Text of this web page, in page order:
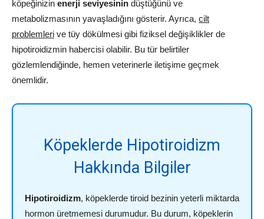
köpeğinizin enerji seviyesinin düştüğünü ve
metabolizmasının yavaşladığını gösterir. Ayrıca, cilt
problemleri ve tüy dökülmesi gibi fiziksel değişiklikler de
hipotiroidizmin habercisi olabilir. Bu tür belirtiler
gözlemlendiğinde, hemen veterinerle iletişime geçmek
önemlidir.
Köpeklerde Hipotiroidizm
Hakkında Bilgiler
Hipotiroidizm, köpeklerde tiroid bezinin yeterli miktarda
hormon üretmemesi durumudur. Bu durum, köpeklerin